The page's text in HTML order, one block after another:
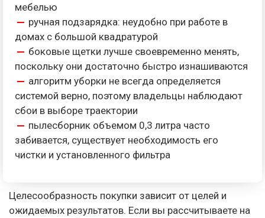
мебелью
ручная подзарядка: неудобно при работе в
домах с большой квадратурой
боковые щетки лучше своевременно менять,
поскольку они достаточно быстро изнашиваются
алгоритм уборки не всегда определяется
системой верно, поэтому владельцы наблюдают
сбои в выборе траектории
пылесборник объемом 0,3 литра часто
забивается, существует необходимость его
чистки и установленного фильтра
Целесообразность покупки зависит от целей и
ожидаемых результатов. Если вы рассчитываете на